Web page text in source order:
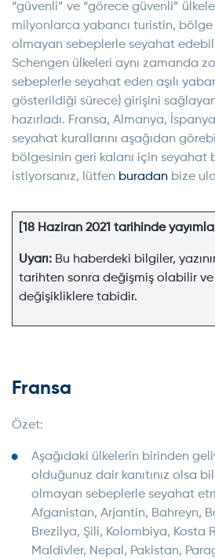
“güvenli” ve “görece güvenli”
milyonlarca yabancı turistin,
olmayan sebeplerle seyahat
Schengen ülkeleri aynı zamanda
sebeplerle seyahat eden aşılı
gösterildiği sürece) girişini
hazırladı. Fransa, Almanya,
seyahat kurallarını aşağıdan
bölgesinin geri kalanı için seyahat
istiyorsanız, lütfen buradan bize
[18 Haziran 2021 tarihinde
Uyarı: Bu haberdeki bilgiler,
tarihten sonra değişmiş olabilir
değişikliklere tabidir.
Fransa
Özet:
Aşağıdaki ülkelerin birinden
olduğunuz dair kanıtınız olsa
olmayan sebeplerle seyahat
Afganistan, Arjantin, Bahreyn,
Brezilya, Şili, Kolombiya, Kosta
Maldivler, Nepal, Pakistan,